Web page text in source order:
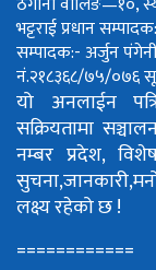
भट्टराईप्रधान
सम्पादक:- अर्जुन पंगेनी
नं.२१८३६८/७५/०७६
यो अनलाईन
सक्रियतामा
नम्बर प्रदेश,
लक्ष्य रहेको छ !
============